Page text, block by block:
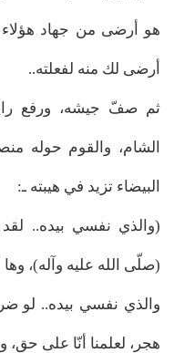
هو أرضى من جهاد هؤلاء
أرضى لك منه لفعلته..
ثم صفّ جيشه، ورفع
الشام، والقوم حوله
البيضاء تزيد في هيبته ـ:
(والذي نفسي بيده..
(صلّى الله عليه وآله)، وها
والذي نفسي بيده.. لو
هجر، لعلمنا أنّا على